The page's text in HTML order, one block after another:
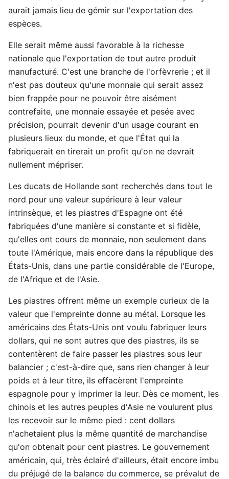
aurait jamais lieu de gémir sur l'exportation des
espèces.
Elle serait même aussi favorable à la richesse
nationale que l'exportation de tout autre produit
manufacturé. C'est une branche de l'orfèvrerie ; et il
n'est pas douteux qu'une monnaie qui serait assez
bien frappée pour ne pouvoir être aisément
contrefaite, une monnaie essayée et pesée avec
précision, pourrait devenir d'un usage courant en
plusieurs lieux du monde, et que l'État qui la
fabriquerait en tirerait un profit qu'on ne devrait
nullement mépriser.
Les ducats de Hollande sont recherchés dans tout le
nord pour une valeur supérieure à leur valeur
intrinsèque, et les piastres d'Espagne ont été
fabriquées d'une manière si constante et si fidèle,
qu'elles ont cours de monnaie, non seulement dans
toute l'Amérique, mais encore dans la république des
États-Unis, dans une partie considérable de l'Europe,
de l'Afrique et de l'Asie.
Les piastres offrent même un exemple curieux de la
valeur que l'empreinte donne au métal. Lorsque les
américains des États-Unis ont voulu fabriquer leurs
dollars, qui ne sont autres que des piastres, ils se
contentèrent de faire passer les piastres sous leur
balancier ; c'est-à-dire que, sans rien changer à leur
poids et à leur titre, ils effacèrent l'empreinte
espagnole pour y imprimer la leur. Dès ce moment, les
chinois et les autres peuples d'Asie ne voulurent plus
les recevoir sur le même pied : cent dollars
n'achetaient plus la même quantité de marchandise
qu'on obtenait pour cent piastres. Le gouvernement
américain, qui, très éclairé d'ailleurs, était encore imbu
du préjugé de la balance du commerce, se prévalut de